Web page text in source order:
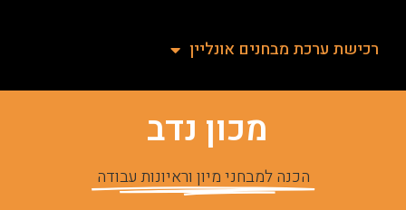
רכישת ערכת מבחנים אונליין
מכון נדב
הכנה למבחני מיון וראיונות עבודה